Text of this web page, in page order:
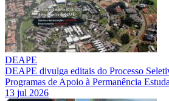
DEAPE
DEAPE divulga editais do Processo
Programas de Apoio à Permanência
13 jul 2026